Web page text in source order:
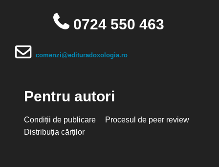
0724 550 463
comenzi@edituradoxologia.ro
Pentru autori
Condiții de publicare
Procesul de peer review
Distribuția cărților